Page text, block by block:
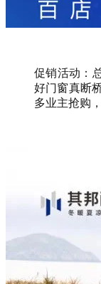
促销活动：
好门窗真断
多业主抢购